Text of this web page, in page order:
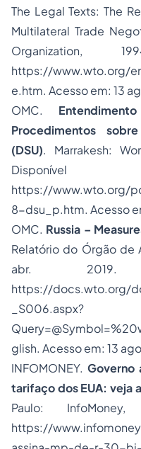
The Legal Texts: The
Multilateral Trade
Organization,
https://www.wto.org/
e.htm. Acesso em: 13
OMC.
Procedimentos
(DSU). Marrakesh:
https://www.wto.org/
8-dsu_p.htm. Acesso
OMC. Russia –
Relatório do Órgão de
abr. 2019.
https://docs.wto.org/
_S006.aspx?
glish. Acesso em: 13
INFOMONEY. Governo
tarifaço dos EUA: veja
Paulo:
https://